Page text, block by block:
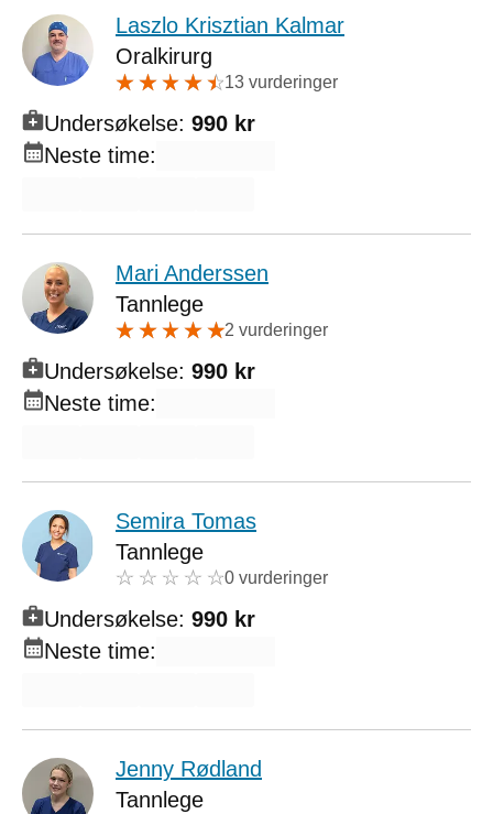
Laszlo Krisztian Kalmar
Oralkirurg
13 vurderinger
Undersøkelse: 990 kr
Neste time:
Mari Anderssen
Tannlege
2 vurderinger
Undersøkelse: 990 kr
Neste time:
Semira Tomas
Tannlege
0 vurderinger
Undersøkelse: 990 kr
Neste time:
Jenny Rødland
Tannlege